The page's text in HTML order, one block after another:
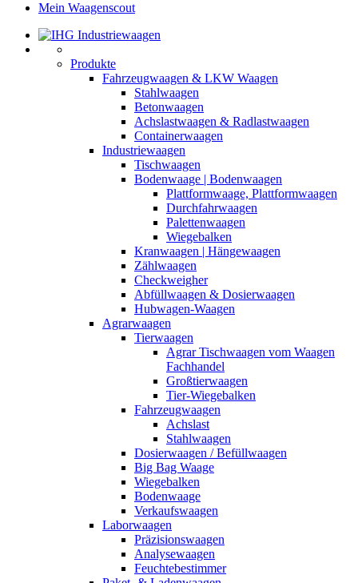
Mein Waagenscout
Produkte
Fahrzeugwaagen & LKW Waagen
Stahlwaagen
Betonwaagen
Achslastwaagen & Radlastwaagen
Containerwaagen
Industriewaagen
Tischwaagen
Bodenwaage | Bodenwaagen
Plattformwaage, Plattformwaagen
Durchfahrwaagen
Palettenwaagen
Wiegebalken
Kranwaagen | Hängewaagen
Zählwaagen
Checkweigher
Abfüllwaagen & Dosierwaagen
Hubwagen-Waagen
Agrarwaagen
Tierwaagen
Agrar Tischwaagen vom Waagen
Fachhandel
Großtierwaagen
Tier-Wiegebalken
Fahrzeugwaagen
Achslast
Stahlwaagen
Dosierwaagen / Befüllwaagen
Big Bag Waage
Wiegebalken
Bodenwaage
Verkaufswaagen
Laborwaagen
Präzisionswaagen
Analysewaagen
Feuchtebestimmer